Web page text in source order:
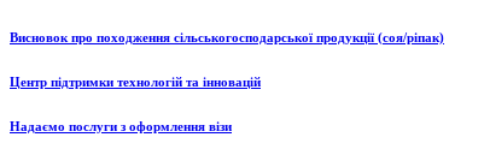
Висновок про походження сільськогосподарської продукції (соя/ріпак)
Центр підтримки технологій та інновацій
Надаємо послуги з оформлення візи